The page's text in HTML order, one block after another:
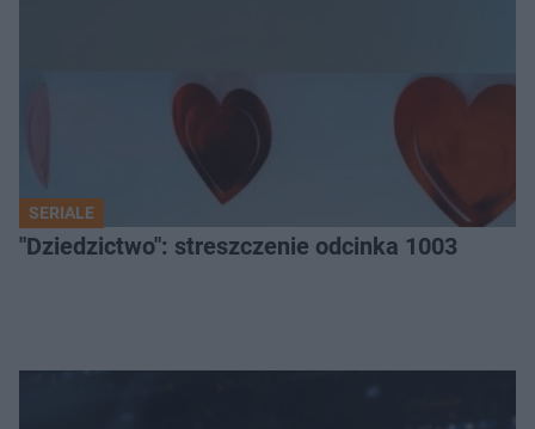
SERIALE
"Dziedzictwo": streszczenie odcinka 1003